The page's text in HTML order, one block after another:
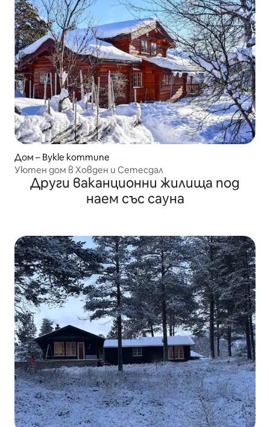
Дом – Bykle kommune
Уютен дом в Ховден и Сетесдал
Други ваканционни жилища под
наем със сауна